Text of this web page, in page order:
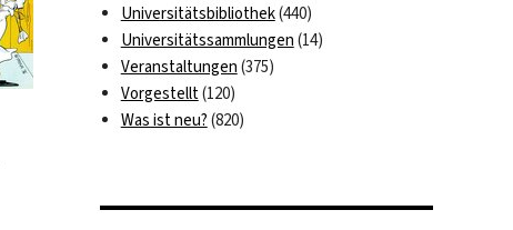
Universitätsbibliothek(440)
Universitätssammlungen (14)
Veranstaltungen (375)
Vorgestellt(120)
Was ist neu? (820)